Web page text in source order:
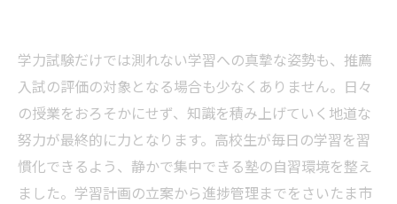
学力試験だけでは測れない学習への真摯な姿勢も、推薦
入試の評価の対象となる場合も少なくありません。日々
の授業をおろそかにせず、知識を積み上げていく地道な
努力が最終的に力となります。高校生が毎日の学習を習
慣化できるよう、静かで集中できる塾の自習環境を整え
ました。学習計画の立案から進捗管理までをさいたま市